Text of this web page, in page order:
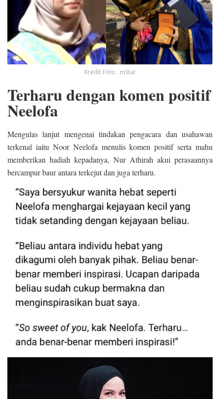
Kredit Foto : mStar
Terharu dengan komen positif
Neelofa
Mengulas lanjut mengenai tindakan pengacara dan usahawan
terkenal iaitu Noor Neelofa menulis komen positif serta mahu
memberikan hadiah kepadanya, Nur Athirah akui perasaannya
bercampur baur antara terkejut dan juga terharu.